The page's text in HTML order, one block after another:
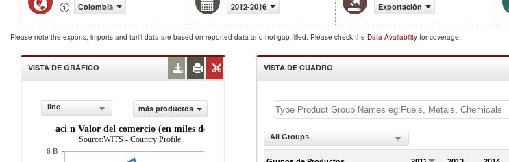
Colombia
2012-2016
Exportación
Please note the exports, imports and tariff data are based on reported data and not gap filled. Please check the Data Availability for coverage.
VISTA DE GRÁFICO
line
más productos
exportaci n Valor del comercio (en miles de US$)
Source:WITS - Country Profile
6 B
VISTA DE CUADRO
All Groups